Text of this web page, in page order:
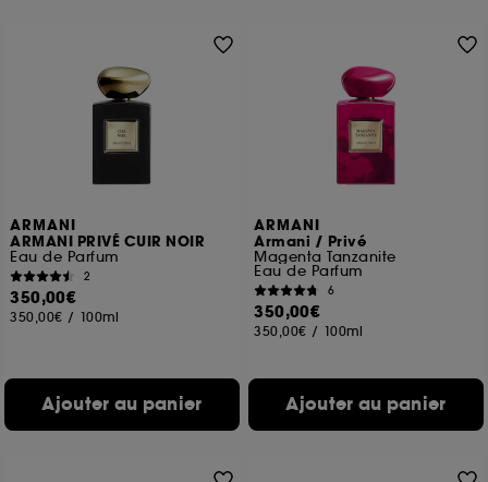
ARMANI
ARMANI PRIVÉ CUIR NOIR
Eau de Parfum
2
350,00€
350,00€ / 100ml
Ajouter au panier
ARMANI
Armani / Privé
Magenta Tanzanite
Eau de Parfum
6
350,00€
350,00€ / 100ml
Ajouter au panier